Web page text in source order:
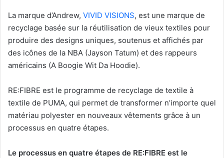
La marque d’Andrew, VIVID VISIONS, est une marque de
recyclage basée sur la réutilisation de vieux textiles pour
produire des designs uniques, soutenus et affichés par
des icônes de la NBA (Jayson Tatum) et des rappeurs
américains (A Boogie Wit Da Hoodie).
RE:FIBRE est le programme de recyclage de textile à
textile de PUMA, qui permet de transformer n’importe quel
matériau polyester en nouveaux vêtements grâce à un
processus en quatre étapes.
Le processus en quatre étapes de RE:FIBRE est le